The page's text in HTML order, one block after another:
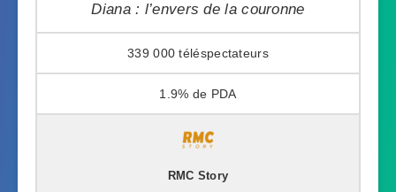
Diana : l’envers de la couronne
339 000
1.9%
RMC Story